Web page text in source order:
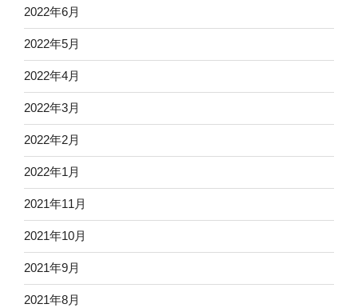
2022年6月
2022年5月
2022年4月
2022年3月
2022年2月
2022年1月
2021年11月
2021年10月
2021年9月
2021年8月